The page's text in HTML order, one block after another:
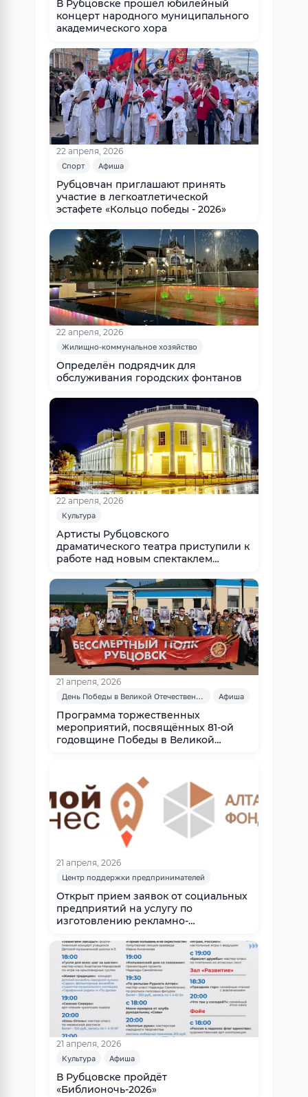
В Рубцовске прошёл юбилейный
концерт народного муниципального
академического хора
22 апреля, 2026
Спорт Афиша
Рубцовчан приглашают принять
участие в легкоатлетической
эстафете «Кольцо победы - 2026»
22 апреля, 2026
Жилищно-коммунальное хозяйство
Определён подрядчик для
обслуживания городских фонтанов
22 апреля, 2026
Культура
Артисты Рубцовского
драматического театра приступили к
работе над новым спектаклем
21 апреля, 2026
День Победы в Великой Отечественной войне Афиша
Программа торжественных
мероприятий, посвящённых 81-ой
годовщине Победы в Великой
21 апреля, 2026
Центр поддержки предпринимателей
Открыт прием заявок от социальных
предприятий на услугу по
изготовлению рекламно-
21 апреля, 2026
Культура Афиша
В Рубцовске пройдёт
«Библионочь-2026»